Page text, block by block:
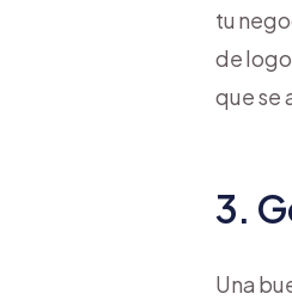
tu
de
que se
3.
Una